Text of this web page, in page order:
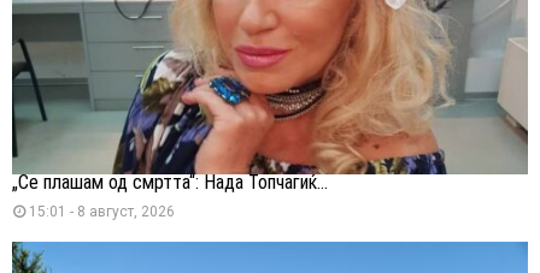
„Се плашам од смртта“: Нада Топчагиќ...
15:01 - 8 август, 2026